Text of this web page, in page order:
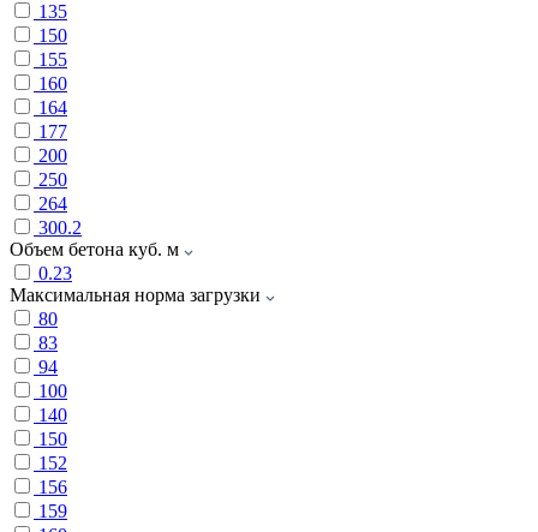
135
150
155
160
164
177
200
250
264
300.2
Объем бетона куб. м
0.23
Максимальная норма загрузки
80
83
94
100
140
150
152
156
159